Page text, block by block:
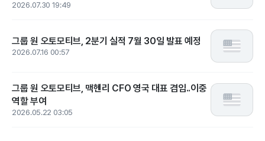
2026.07.30 19:49
그룹 원 오토모티브, 2분기 실적 7월 30일 발표 예정
2026.07.16 00:57
그룹 원 오토모티브, 맥헨리 CFO 영국 대표 겸임..이중
역할 부여
2026.05.22 03:05